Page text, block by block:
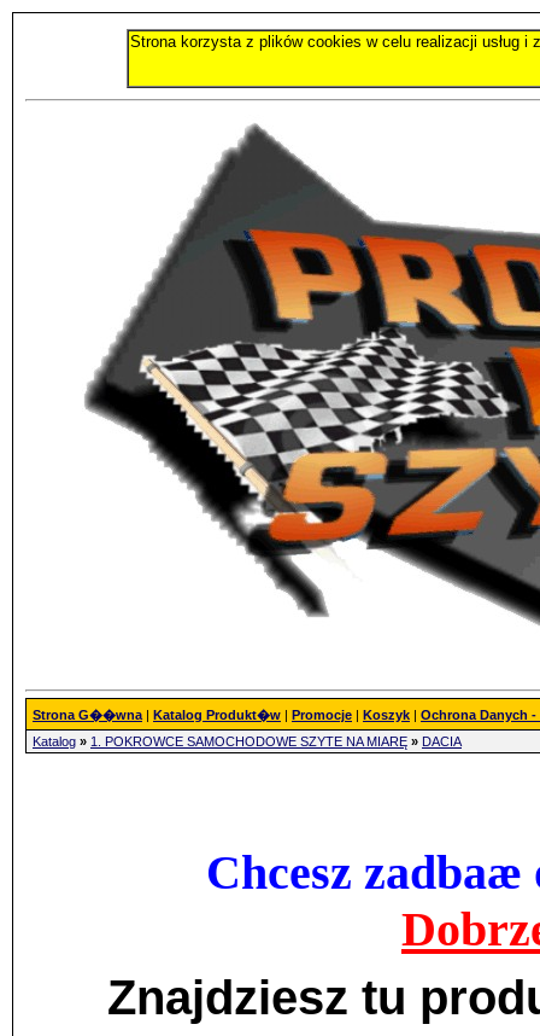
Strona korzysta z plików cookies w celu realizacji usług
Strona G��wna | Katalog Produkt�w | Promocje | Koszyk | Ochrona Danych -
Katalog » 1. POKROWCE SAMOCHODOWE SZYTE NA MIARĘ » DACIA
Chcesz
Znajdziesz tu